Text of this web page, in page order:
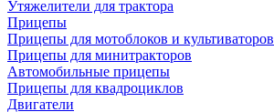
Утяжелители для трактора
Прицепы
Прицепы для мотоблоков и культиваторов
Прицепы для минитракторов
Автомобильные прицепы
Прицепы для квадроциклов
Двигатели